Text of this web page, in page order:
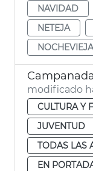
NAVIDAD
NETEJA
NOCHEVIEJA
modificado
CULTURA Y
JUVENTUD
TODAS LAS
EN